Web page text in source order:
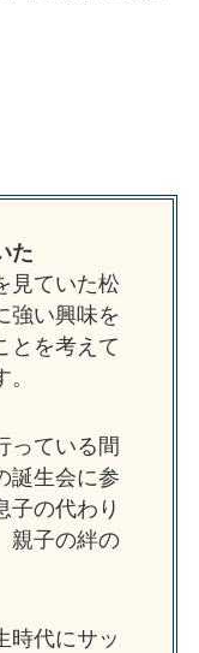
た
見ていた松
強い興味を
とを考えて
っている間
誕生会に参
子の代わり
親子の絆の
時代にサッ